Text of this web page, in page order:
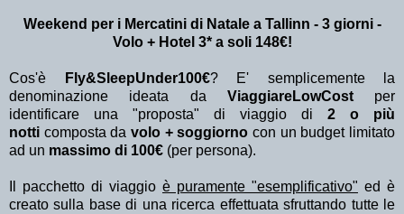
Weekend per i Mercatini di Natale a Tallinn - 3 giorni -
Volo + Hotel 3* a soli 148€!
Cos'è Fly&SleepUnder100€? E' semplicemente la
denominazione ideata da ViaggiareLowCostper
identificare una "proposta" di viaggio di 2 o più
notti composta davolo + soggiorno con un budget limitato
ad un massimo di 100€ (per persona).
Il pacchetto di viaggio è puramente "esemplificativo" ed è
creato sulla base di una ricerca effettuata sfruttando tutte le